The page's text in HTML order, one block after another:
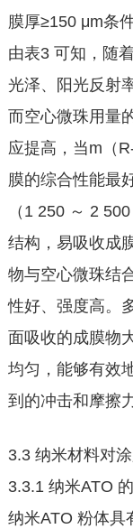
膜厚≥150 μm条
由表3 可知，随
光泽、阳光反射
而空心微珠用量
应提高，当m（
膜的综合性能最
（1 250 ～ 2
结构，易吸收成
物与空心微珠结
性好、强度高。
面吸收的成膜物
均匀，能够有效
到的冲击和摩擦
3.3 纳米材料对
3.3.1 纳米ATO
纳米ATO 粉体具